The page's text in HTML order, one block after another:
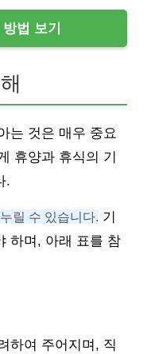
법 보기
는 것은 매우 중요
휴양과 휴식의 기
.
릴 수 있습니다. 기
하며, 아래 표를 참
하여 주어지며, 직